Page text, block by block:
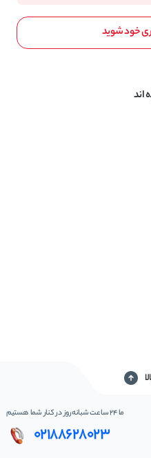
خود شوید
اند
ما 24 ساعت شبانه‌روز در کنار شما هستیم
02188628023